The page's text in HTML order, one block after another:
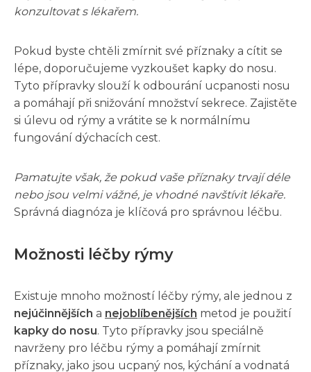
konzultovat s lékařem.
Pokud byste chtěli zmírnit své příznaky a cítit se
lépe, doporučujeme vyzkoušet kapky do nosu.
Tyto přípravky slouží k odbourání ucpanosti nosu
a pomáhají při snižování množství sekrece. Zajistěte
si úlevu od rýmy a vrátite se k normálnímu
fungování dýchacích cest.
Pamatujte však, že pokud vaše příznaky trvají déle
nebo jsou velmi vážné, je vhodné navštívit lékaře.
Správná diagnóza je klíčová pro správnou léčbu.
Možnosti léčby rýmy
Existuje mnoho možností léčby rýmy, ale jednou z
nejúčinnějších a nejoblíbenějších metod je použití
kapky do nosu. Tyto přípravky jsou speciálně
navrženy pro léčbu rýmy a pomáhají zmírnit
příznaky, jako jsou ucpaný nos, kýchání a vodnatá